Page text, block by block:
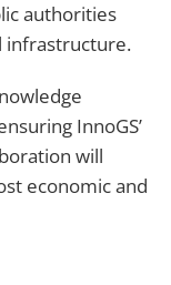
authorities
infrastructure.
InnoGS’
will
economic and